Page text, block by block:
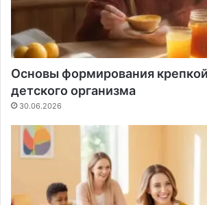
ш
м
в
з
д
у
х
е
Основы формирования
детского организма
30.06.2026